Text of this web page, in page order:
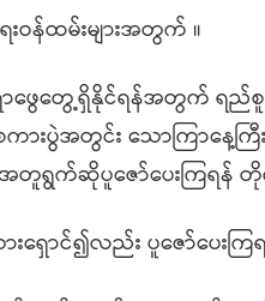
းဝန်ထမ်းများအတွက် ။
ရှာဖွေတွေ့ရှိနိုင်ရန်အတွက်
စကားပွဲအတွင်း သောကြာန
အတူရွက်ဆိုပူဇော်ပေးကြရန်
းရှောင်၍လည်း ပူဇော်ပေး